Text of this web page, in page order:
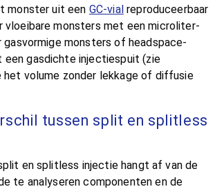
monster uit een GC-vialreproduceerbaar
vloeibare monsters met een microliter-
gasvormige monsters of headspace-
een gasdichte injectiespuit (zie
het volume zonder lekkage of diffusie
tussen split en splitless
en splitless injectie hangt af van de
te analyseren componenten en de